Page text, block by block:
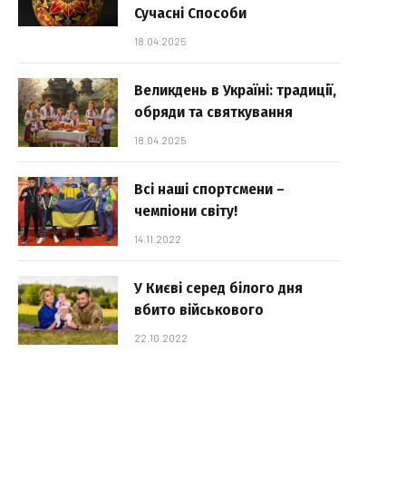
Сучасні Способи
18.04.2025
Великдень в Україні: традиції,
обряди та святкування
18.04.2025
Всі наші спортсмени –
чемпіони світу!
14.11.2022
У Києві серед білого дня
вбито військового
22.10.2022